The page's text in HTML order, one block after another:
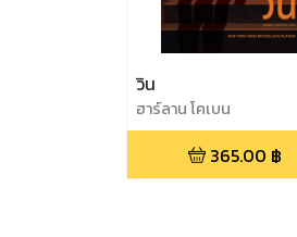
วิน
ฮาร์ลาน โคเบน
365.00 ฿